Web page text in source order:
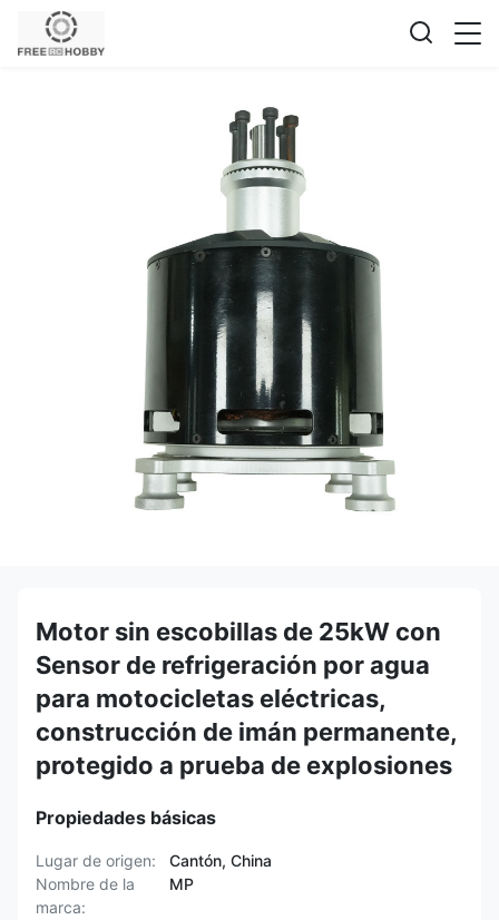
Motor sin escobillas de 25kW con
Sensor de refrigeración por agua
para motocicletas eléctricas,
construcción de imán permanente,
protegido a prueba de explosiones
Propiedades básicas
Lugar de origen:
Cantón, China
Nombre de la
marca:
MP